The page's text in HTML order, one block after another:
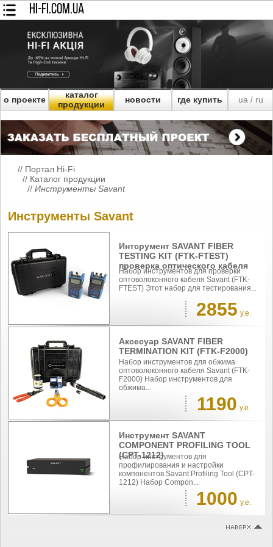
HI-FI.COM.UA
о проекте
каталог
продукции
новости где купить ua/ ru
// Портал Hi-Fi
// Каталог продукции
// Инструменты Savant
Инструменты Savant
Интсрумент SAVANT FIBER
TESTING KIT (FTK-FTEST)
проверка оптического кабеля
Набор инструментов для проверки
оптоволоконного кабеля Savant (FTK-
FTEST) Этот набор для тестирования...
2855 у.е.
Аксесуар SAVANT FIBER
TERMINATION KIT (FTK-F2000)
Набор инструментов для обжима
оптоволоконного кабеля Savant (FTK-
F2000) Набор инструментов для
обжима...
1190 у.е.
Инструмент SAVANT
COMPONENT PROFILING TOOL
(CPT-1212)
Набор инструментов для
профилирования и настройки
компонентов Savant Profiling Tool (CPT-
1212) Набор Compon...
1000 у.е.